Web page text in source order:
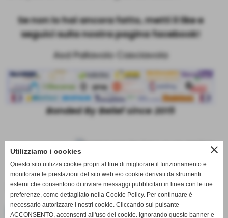
Se non lo hai ancora fatto, metti il like e
seguici sulla nostra pagina facebook!
Asd Pallavolo Casciavola
Bonded By Belief since 2015
<< precedente successivo >>
close
Utilizziamo i cookies
Questo sito utilizza cookie propri al fine di migliorare il funzionamento e
monitorare le prestazioni del sito web e/o cookie derivati da strumenti
esterni che consentono di inviare messaggi pubblicitari in linea con le tue
preferenze, come dettagliato nella Cookie Policy. Per continuare è
necessario autorizzare i nostri cookie. Cliccando sul pulsante
ACCONSENTO, acconsenti all'uso dei cookie. Ignorando questo banner e